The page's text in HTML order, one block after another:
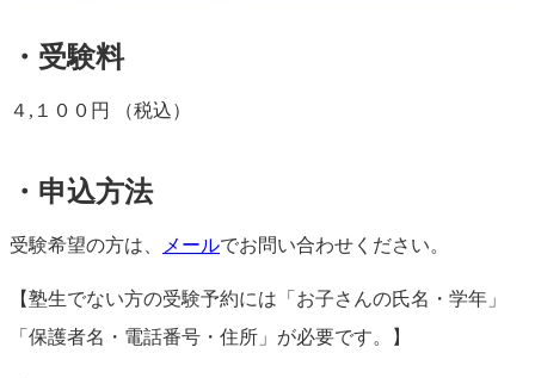
・受験料
４,１００円 （税込）
・申込方法
受験希望の方は、 メールでお問い合わせください。
【塾生でない方の受験予約には「お子さんの氏名・学年」
「保護者名・電話番号・住所」が必要です。】